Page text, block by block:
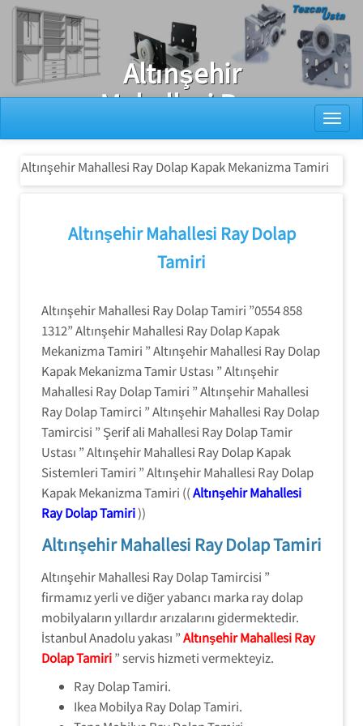
Ray Dolap Tamiri
Altınşehir
Mahallesi Ray
Dolap Kapak
Mekanizma
Tamiri
Altınşehir Mahallesi Ray Dolap Kapak Mekanizma Tamiri
Altınşehir Mahallesi Ray Dolap
Tamiri
Altınşehir Mahallesi Ray Dolap Tamiri ”0554 858
1312” Altınşehir Mahallesi Ray Dolap Kapak
Mekanizma Tamiri ” Altınşehir Mahallesi Ray Dolap
Kapak Mekanizma Tamir Ustası ” Altınşehir
Mahallesi Ray Dolap Tamiri ” Altınşehir Mahallesi
Ray Dolap Tamirci ” Altınşehir Mahallesi Ray Dolap
Tamircisi ” Şerif ali Mahallesi Ray Dolap Tamir
Ustası ” Altınşehir Mahallesi Ray Dolap Kapak
Sistemleri Tamiri ” Altınşehir Mahallesi Ray Dolap
Kapak Mekanizma Tamiri ((Altınşehir Mahallesi
Ray Dolap Tamiri))
Altınşehir Mahallesi Ray Dolap Tamiri
Altınşehir Mahallesi Ray Dolap Tamircisi ”
firmamız yerli ve diğer yabancı marka ray dolap
mobilyaların yıllardır arızalarını gidermektedir.
İstanbul Anadolu yakası ”Altınşehir Mahallesi Ray
Dolap Tamiri” servis hizmeti vermekteyiz.
Ray Dolap Tamiri.
Ikea Mobilya Ray Dolap Tamiri.